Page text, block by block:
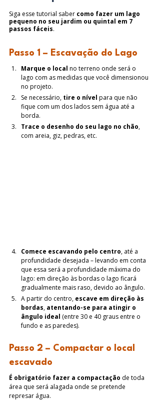
Siga esse tutorial saber como fazer um lago
pequeno no seu jardim ou quintal em 7
passos fáceis.
Passo 1 – Escavação do Lago
Marque o local no terreno onde será o
lago com as medidas que você dimensionou
no projeto.
Se necessário, tire o nível para que não
fique com um dos lados sem água até a
borda.
Trace o desenho do seu lago no chão,
com areia, giz, pedras, etc.
Comece escavando pelo centro, até a
profundidade desejada – levando em conta
que essa será a profundidade máxima do
lago: em direção às bordas o lago ficará
gradualmente mais raso, devido ao ângulo.
A partir do centro, escave em direção às
bordas, atentando-se para atingir o
ângulo ideal (entre 30 e 40 graus entre o
fundo e as paredes).
Passo 2 – Compactar o local
escavado
É obrigatório fazer a compactação de toda
área que será alagada onde se pretende
represar água.